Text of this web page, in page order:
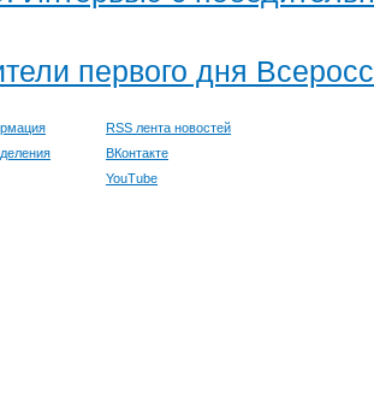
первого дня
RSS лента новостей
ВКонтакте
YouTube